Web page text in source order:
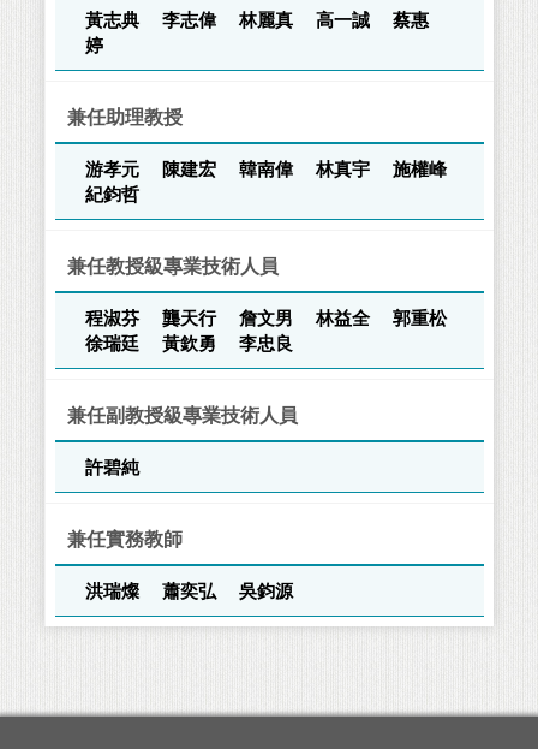
黃志典 李志偉 林麗真 高一誠
蔡惠
婷
兼任助理教授
游孝元 陳建宏 韓南偉 林真宇
施權峰
紀鈞哲
兼任教授級專業技術人員
程淑芬 龔天行 詹文男 林益全
郭重松
徐瑞廷
黃欽勇 李忠良
兼任副教授級專業技術人員
許碧純
兼任實務教師
洪瑞燦 蕭奕弘 吳鈞源